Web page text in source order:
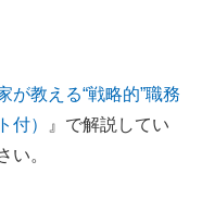
が教える“戦略的”職務
付）
』で解説してい
い。